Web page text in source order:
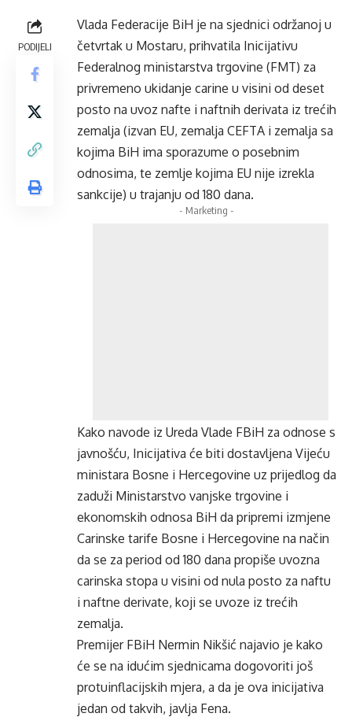
PODIJELI
Vlada Federacije BiH je na sjednici održanoj u
četvrtak u Mostaru, prihvatila Inicijativu
Federalnog ministarstva trgovine (FMT) za
privremeno ukidanje carine u visini od deset
posto na uvoz nafte i naftnih derivata iz trećih
zemalja (izvan EU, zemalja CEFTA i zemalja sa
kojima BiH ima sporazume o posebnim
odnosima, te zemlje kojima EU nije izrekla
sankcije) u trajanju od 180 dana.
- Marketing -
Kako navode iz Ureda Vlade FBiH za odnose s
javnošću, Inicijativa će biti dostavljena Vijeću
ministara Bosne i Hercegovine uz prijedlog da
zaduži Ministarstvo vanjske trgovine i
ekonomskih odnosa BiH da pripremi izmjene
Carinske tarife Bosne i Hercegovine na način
da se za period od 180 dana propiše uvozna
carinska stopa u visini od nula posto za naftu
i naftne derivate, koji se uvoze iz trećih
zemalja.
Premijer FBiH Nermin Nikšić najavio je kako
će se na idućim sjednicama dogovoriti još
protuinflacijskih mjera, a da je ova inicijativa
jedan od takvih, javlja Fena.